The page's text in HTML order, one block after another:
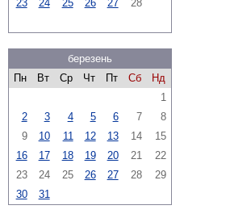
23
24 25 26 27 28
березень
Пн
Вт Ср Чт Пт Сб
Нд
1
2
3 4 5 6 7
8
9
10 11 12 13 14
15
16
17 18 19 20 21
22
23
24 25 26 27 28
29
30
31